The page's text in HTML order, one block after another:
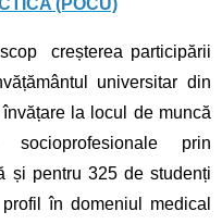
(POCU)
creșterea participării
universitar din
la locul de muncă
prin
și pentru 325 de studenți
în domeniul medical